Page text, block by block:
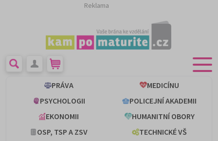
Reklama
PRÁVA
MEDICÍNU
PSYCHOLOGII
POLICEJNÍ AKADEMII
EKONOMII
HUMANITNÍ OBORY
OSP, TSP A ZSV
TECHNICKÉ VŠ